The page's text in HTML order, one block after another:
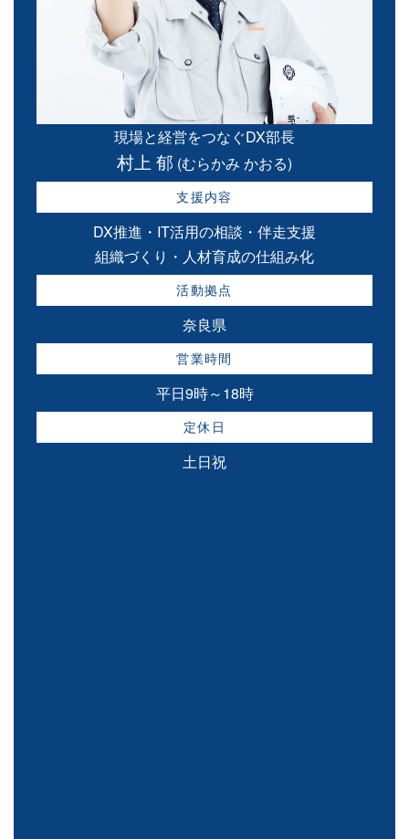
現場と経営をつなぐDX部長
村上 郁 (むらかみ かおる)
支援内容
DX推進・IT活用の相談・伴走支援
組織づくり・人材育成の仕組み化
活動拠点
奈良県
営業時間
平日9時～18時
定休日
土日祝